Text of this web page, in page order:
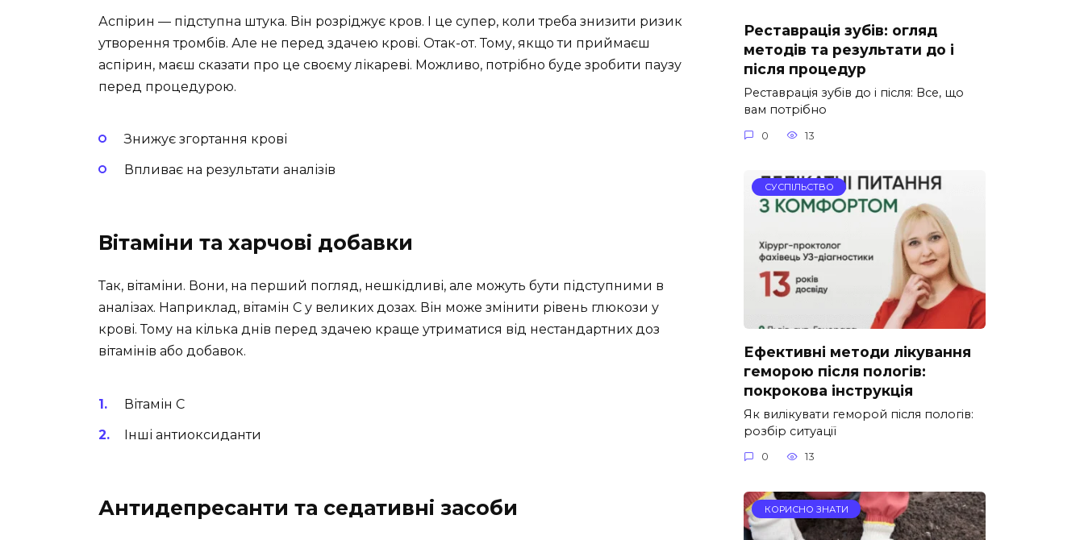
Аспірин — підступна штука. Він розріджує кров. І це супер, коли треба знизити ризик
утворення тромбів. Але не перед здачею крові. Отак-от. Тому, якщо ти приймаєш
аспірин, маєш сказати про це своєму лікареві. Можливо, потрібно буде зробити паузу
перед процедурою.
Знижує згортання крові
Впливає на результати аналізів
Вітаміни та харчові добавки
Так, вітаміни. Вони, на перший погляд, нешкідливі, але можуть бути підступними в
аналізах. Наприклад, вітамін C у великих дозах. Він може змінити рівень глюкози у
крові. Тому на кілька днів перед здачею краще утриматися від нестандартних доз
вітамінів або добавок.
Вітамін C
Інші антиоксиданти
Антидепресанти та седативні засоби
Реставрація зубів: огляд
методів та результати до і
після процедур
Реставрація зубів до і після: Все, що
вам потрібно
0 13
СУСПІЛЬСТВО
Ефективні методи лікування
геморою після пологів:
покрокова інструкція
Як вилікувати геморой після пологів:
розбір ситуації
0 13
КОРИСНО ЗНАТИ